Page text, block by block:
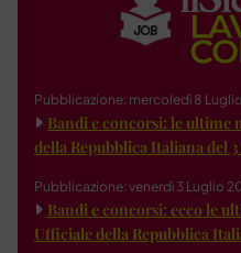
Pubblicazione: mercoledì 8
Bandi e concorsi: le ultime
della Repubblica Italiana del
Pubblicazione: venerdì 3 Luglio
Bandi e concorsi: ecco le
Ufficiale della Repubblica